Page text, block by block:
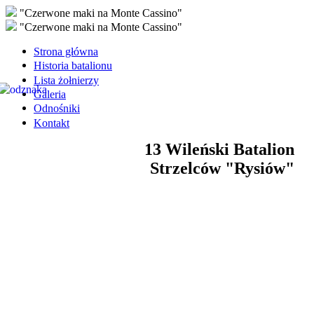
"Czerwone maki na Monte Cassino"
"Czerwone maki na Monte Cassino"
Strona główna
Historia batalionu
Lista żołnierzy
Galeria
Odnośniki
Kontakt
13 Wileński Batalion
Strzelców "Rysiów"